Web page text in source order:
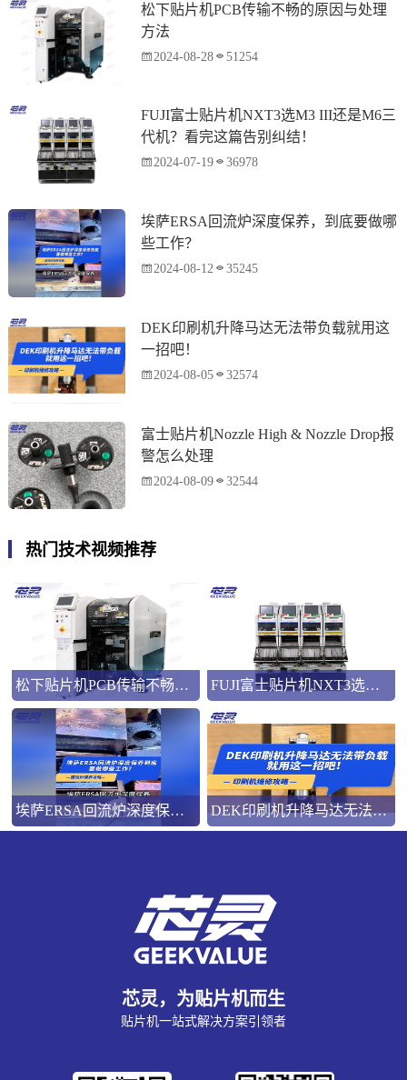
松下贴片机PCB传输不畅的原因与处理
方法
2024-08-28 51254
FUJI富士贴片机NXT3选M3 III还是M6三
代机？看完这篇告别纠结！
2024-07-19 36978
埃萨ERSA回流炉深度保养，到底要做哪
些工作？
2024-08-12 35245
DEK印刷机升降马达无法带负载就用这
一招吧！
2024-08-05 32574
富士贴片机Nozzle High & Nozzle Drop报
警怎么处理
2024-08-09 32544
热门技术视频推荐
松下贴片机PCB传输不畅的原因与处理方法 FUJI富士贴片机NXT3选M3 III还是M6三代机？看完这篇告别纠结！
埃萨ERSA回流炉深度保养，到底要做哪些工作？ DEK印刷机升降马达无法带负载就用这一招吧！
芯灵，为贴片机而生
贴片机一站式解决方案引领者